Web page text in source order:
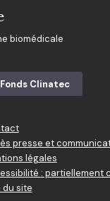
biomédicale
Clinatec
presse et
légales
: partiellement
du site